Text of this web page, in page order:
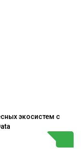
экосистем с